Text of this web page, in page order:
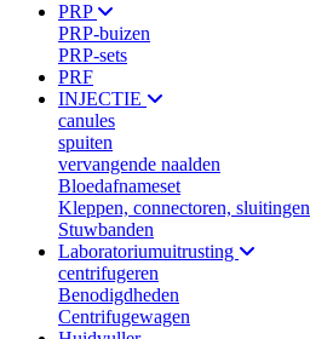
PRP
PRP-buizen
PRP-sets
PRF
INJECTIE
canules
spuiten
vervangende naalden
Bloedafnameset
Kleppen, connectoren, sluitingen
Stuwbanden
Laboratoriumuitrusting
centrifugeren
Benodigdheden
Centrifugewagen